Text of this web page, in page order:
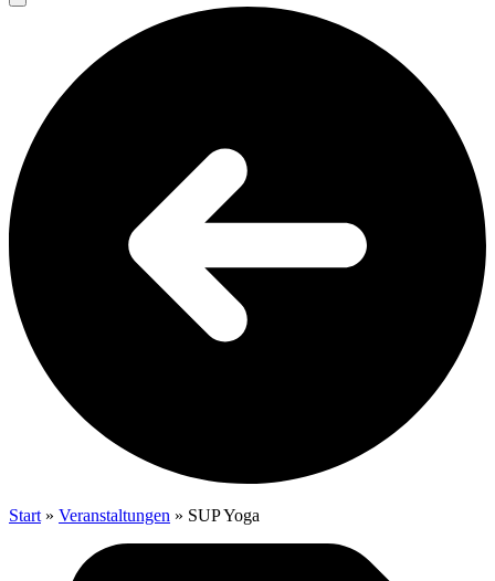
Start » Veranstaltungen » SUP Yoga